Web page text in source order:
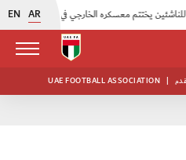
EN AR
اتحاد الكرة يُنظم ورشة عمل للمراقبين المعتمدين |
UAE FOOTBALL ASSOCIATION |